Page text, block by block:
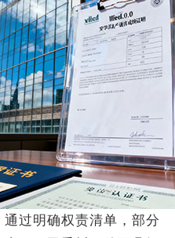
过明确权责清单，部分